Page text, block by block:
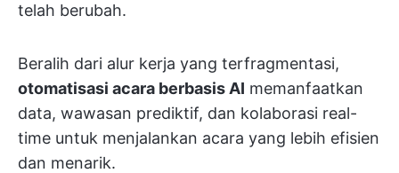
telah berubah.
Beralih dari alur kerja yang terfragmentasi,
otomatisasi acara berbasis AI memanfaatkan
data, wawasan prediktif, dan kolaborasi real-
time untuk menjalankan acara yang lebih efisien
dan menarik.